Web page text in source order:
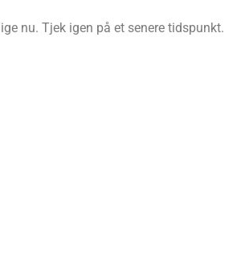
nu. Tjek igen på et senere tidspunkt.